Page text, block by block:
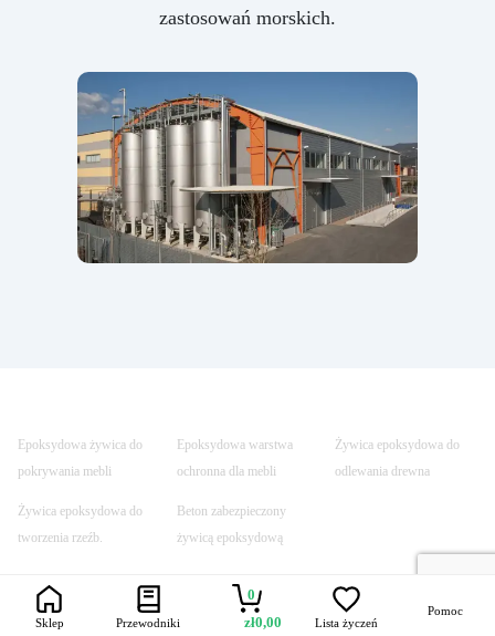
zastosowań morskich.
Epoksydowa żywica do
pokrywania mebli
Epoksydowa warstwa
ochronna dla mebli
Żywica epoksydowa do
odlewania drewna
Żywica epoksydowa do
tworzenia rzeźb.
Beton zabezpieczony
żywicą epoksydową
Trustpilot Szybka dostawa
Bezpieczne
Sklep Przewodniki
0
zł0,00 Lista życzeń
Pomoc